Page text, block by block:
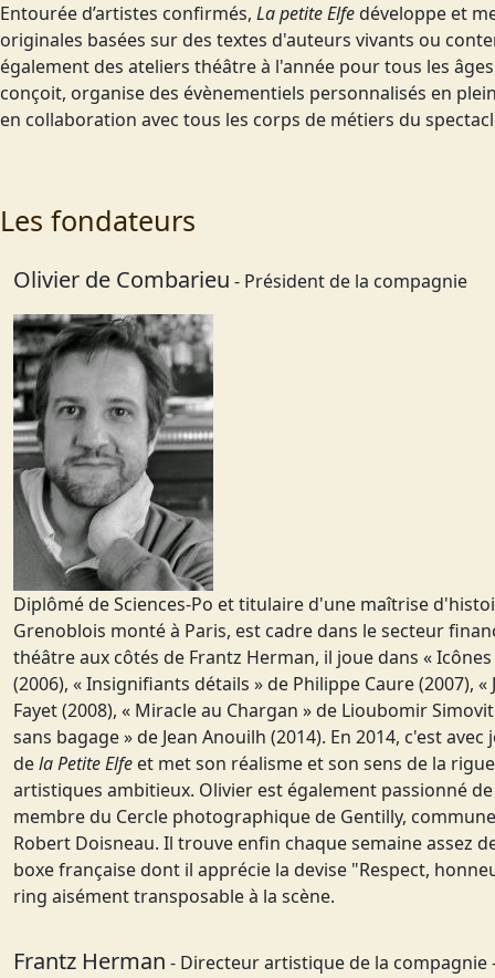
Entourée d’artistes confirmés, La petite Elfedéveloppe et
originales basées sur des textes d'auteurs vivants ou
également des ateliers théâtre à l'année pour tous les
conçoit, organise des évènementiels personnalisés en
en collaboration avec tous les corps de métiers du
Les fondateurs
Olivier de Combarieu - Président de la compagnie
Diplômé de Sciences-Po et titulaire d'une maîtrise
Grenoblois monté à Paris, est cadre dans le secteur
théâtre aux côtés de Frantz Herman, il joue dans «
(2006), « Insignifiants détails » de Philippe Caure (2007), «
Fayet (2008), « Miracle au Chargan » de Lioubomir
sans bagage » de Jean Anouilh (2014). En 2014, c'est
dela Petite Elfe et met son réalisme et son sens de la
artistiques ambitieux. Olivier est également passionné
membre du Cercle photographique de Gentilly,
Robert Doisneau. Il trouve enfin chaque semaine assez
boxe française dont il apprécie la devise "Respect,
ring aisément transposable à la scène.
Frantz Herman - Directeur artistique de la compagnie